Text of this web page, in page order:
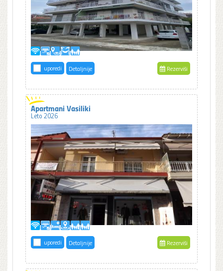
uporedi Detaljnije Rezerviši
Apartmani Vasiliki
Leto 2026
uporedi Detaljnije Rezerviši